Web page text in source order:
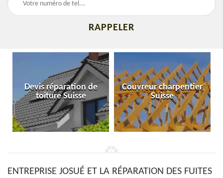
Devis réparation de
toiture Suisse
Couvreur charpentier
Suisse
ENTREPRISE JOSUÉ ET LA RÉPARATION DES FUITES